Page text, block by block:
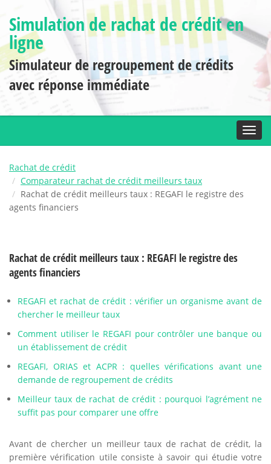
Simulation de rachat de crédit en
ligne
Simulateur de regroupement de crédits
avec réponse immédiate
Rachat de crédit
Comparateur rachat de crédit meilleurs taux
Rachat de crédit meilleurs taux : REGAFI le registre des
agents financiers
Rachat de crédit meilleurs taux : REGAFI le registre des
agents financiers
REGAFI et rachat de crédit : vérifier un organisme avant de
chercher le meilleur taux
Comment utiliser le REGAFI pour contrôler une banque ou
un établissement de crédit
REGAFI, ORIAS et ACPR : quelles vérifications avant une
demande de regroupement de crédits
Meilleur taux de rachat de crédit : pourquoi l’agrément ne
suffit pas pour comparer une offre
Avant de chercher un meilleur taux de rachat de crédit, la
première vérification utile consiste à savoir qui étudie votre